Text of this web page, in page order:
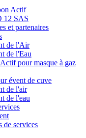
Actif
12 SAS
et partenaires
de l'Air
de l'Eau
pour masque à gaz
évent de cuve
de l'air
de l'eau
de services